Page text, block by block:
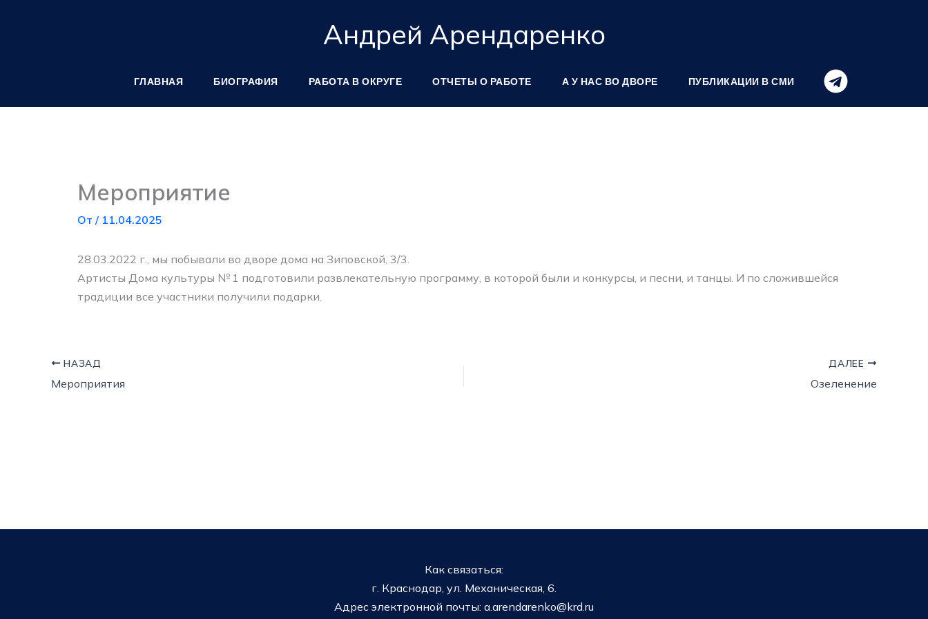
Андрей Арендаренко
ГЛАВНАЯ БИОГРАФИЯ РАБОТА В ОКРУГЕ ОТЧЕТЫ О РАБОТЕ А У НАС ВО ДВОРЕ ПУБЛИКАЦИИ В СМИ
Мероприятие
От / 11.04.2025
28.03.2022 г., мы побывали во дворе дома на Зиповской, 3/3.
Артисты Дома культуры № 1 подготовили развлекательную программу, в которой были и конкурсы, и песни, и танцы. И по сложившейся
традиции все участники получили подарки.
НАЗАД
Мероприятия
ДАЛЕЕ
Озеленение
Как связаться:
г. Краснодар, ул. Механическая, 6.
Адрес электронной почты: a.arendarenko@krd.ru